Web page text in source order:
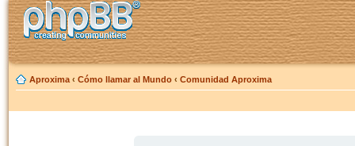
Aproxima ‹ Cómo llamar al Mundo ‹ Comunidad Aproxima